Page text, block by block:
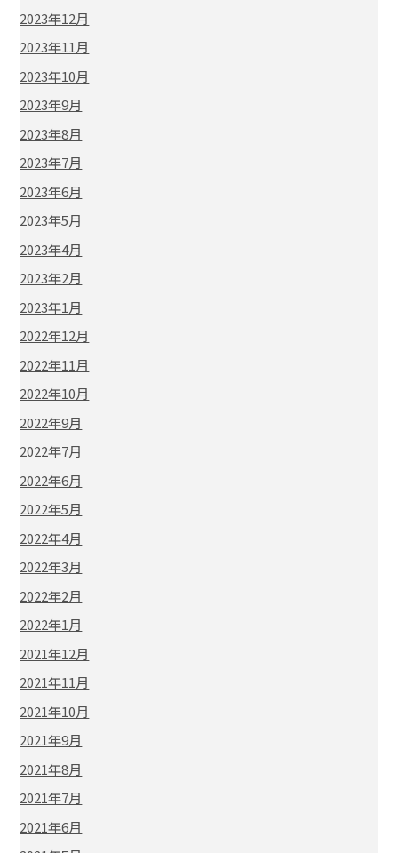
2023年12月
2023年11月
2023年10月
2023年9月
2023年8月
2023年7月
2023年6月
2023年5月
2023年4月
2023年2月
2023年1月
2022年12月
2022年11月
2022年10月
2022年9月
2022年7月
2022年6月
2022年5月
2022年4月
2022年3月
2022年2月
2022年1月
2021年12月
2021年11月
2021年10月
2021年9月
2021年8月
2021年7月
2021年6月